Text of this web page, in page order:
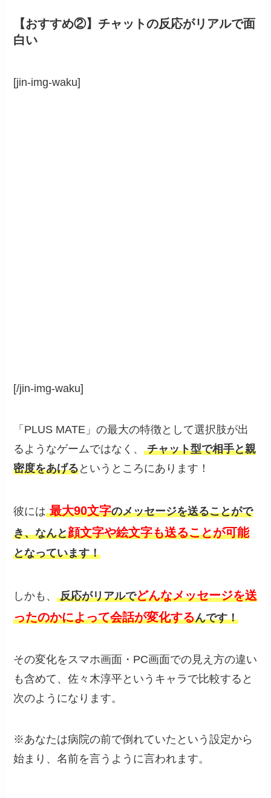
【おすすめ②】チャットの反応がリアルで面
白い
[jin-img-waku]
[/jin-img-waku]
「PLUS MATE」の最大の特徴として選択肢が出
るようなゲームではなく、 チャット型で相手と親
密度をあげるというところにあります！
彼には最大90文字のメッセージを送ることがで
き、なんと顔文字や絵文字も送ることが可能
となっています！
しかも、 反応がリアルでどんなメッセージを送
ったのかによって会話が変化するんです！
その変化をスマホ画面・PC画面での見え方の違い
も含めて、佐々木淳平というキャラで比較すると
次のようになります。
※あなたは病院の前で倒れていたという設定から
始まり、名前を言うように言われます。